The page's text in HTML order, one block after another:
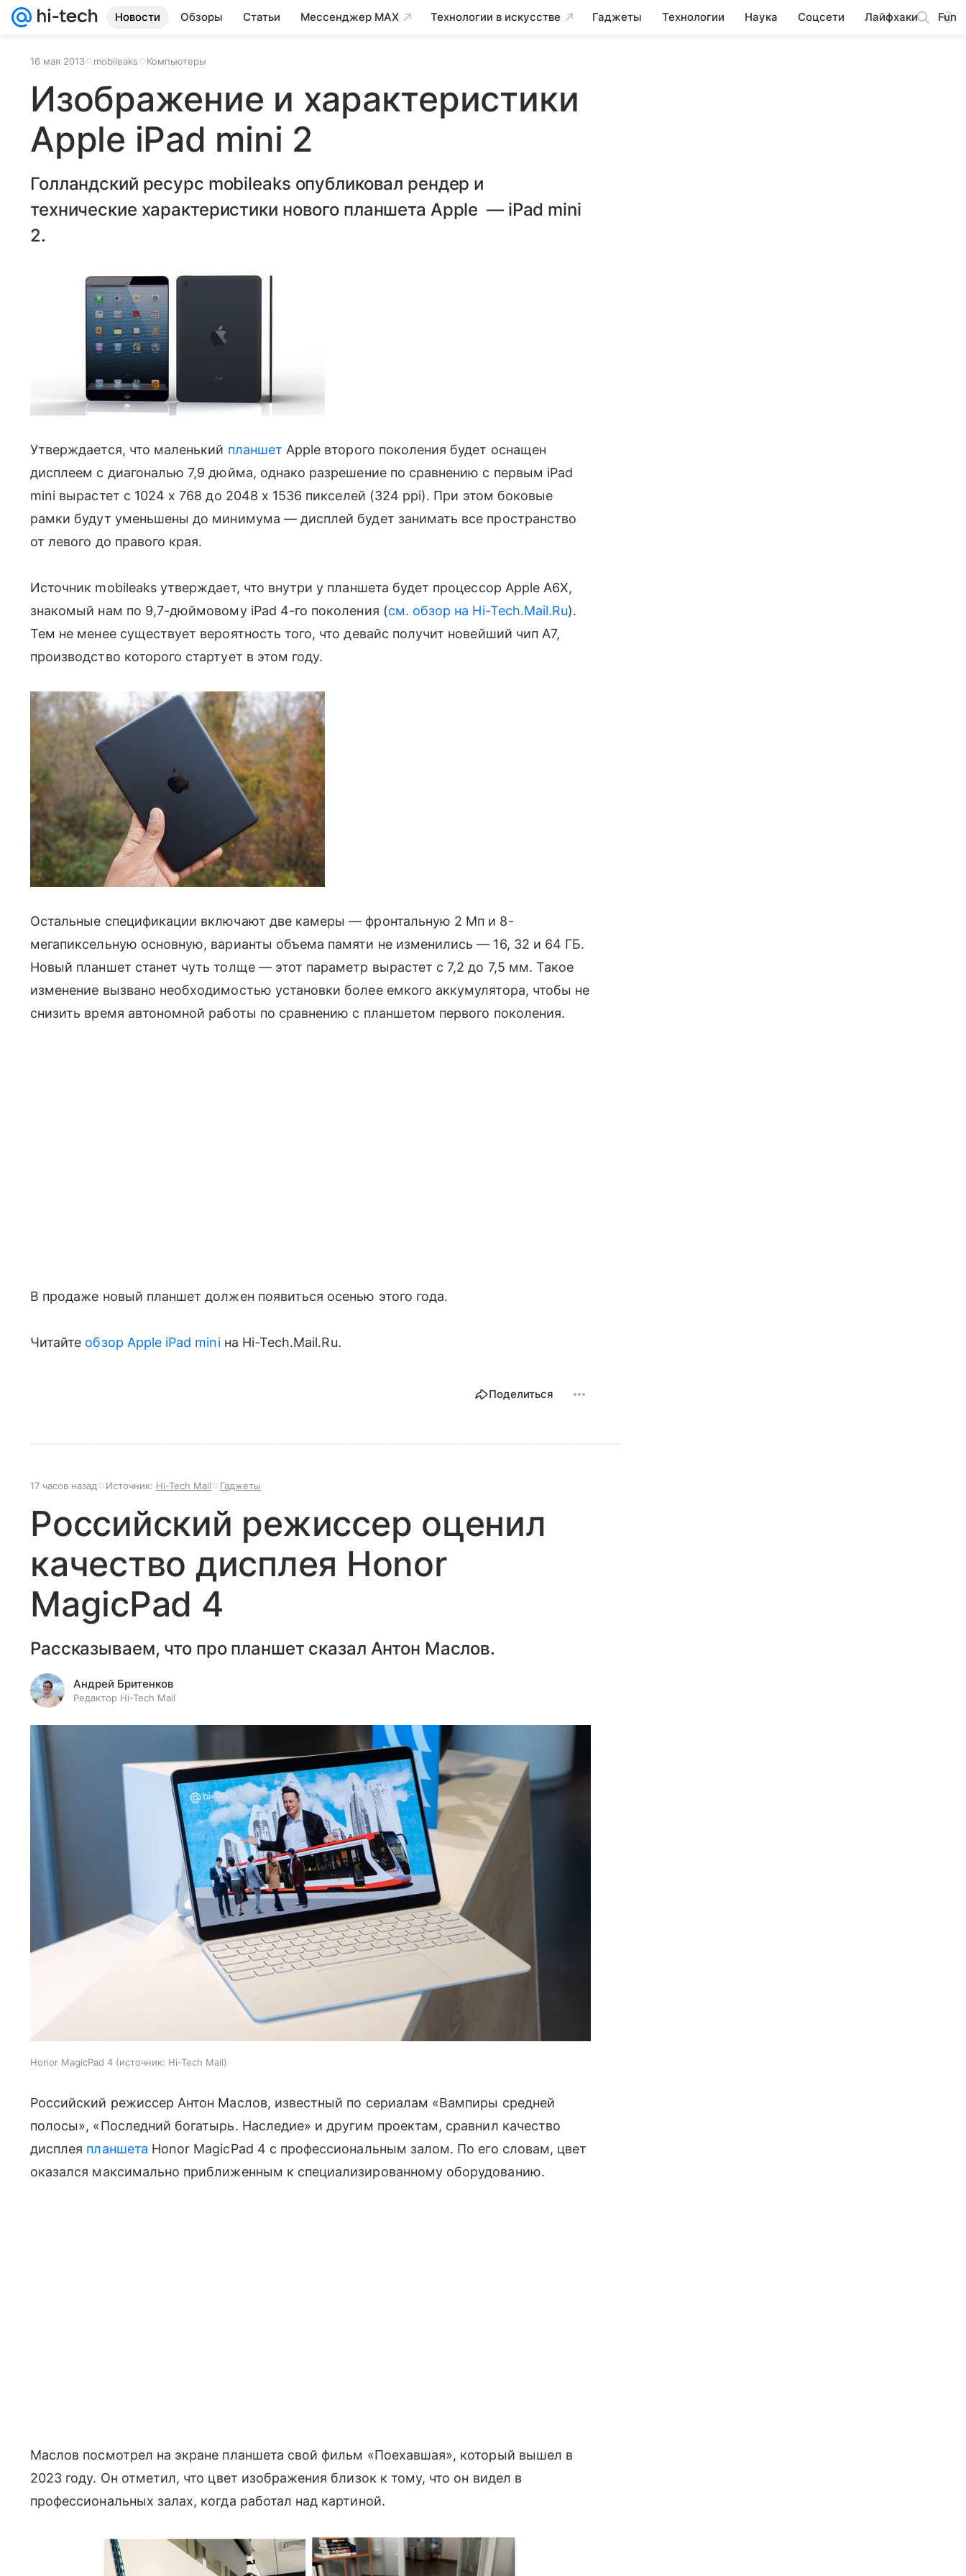
Новости Обзоры Статьи Мессенджер MAX Технологии в искусстве Гаджеты Технологии Наука Соцсети Лайфхаки Fun
16 мая 2013 mobileaks Компьютеры
Изображение и характеристики
Apple iPad mini 2
Голландский ресурс mobileaks опубликовал рендер и
технические характеристики нового планшета Apple — iPad mini
2.
Утверждается, что маленький планшет Apple второго поколения будет оснащен
дисплеем с диагональю 7,9 дюйма, однако разрешение по сравнению с первым iPad
mini вырастет с 1024 х 768 до 2048 x 1536 пикселей (324 ppi). При этом боковые
рамки будут уменьшены до минимума — дисплей будет занимать все пространство
от левого до правого края.
Источник mobileaks утверждает, что внутри у планшета будет процессор Apple A6X,
знакомый нам по 9,7-дюймовому iPad 4-го поколения (см. обзор на Hi-Tech.Mail.Ru).
Тем не менее существует вероятность того, что девайс получит новейший чип А7,
производство которого стартует в этом году.
Остальные спецификации включают две камеры — фронтальную 2 Мп и 8-
мегапиксельную основную, варианты объема памяти не изменились — 16, 32 и 64 ГБ.
Новый планшет станет чуть толще — этот параметр вырастет с 7,2 до 7,5 мм. Такое
изменение вызвано необходимостью установки более емкого аккумулятора, чтобы не
снизить время автономной работы по сравнению с планшетом первого поколения.
В продаже новый планшет должен появиться осенью этого года.
Читайте обзор Apple iPad miniна Hi-Tech.Mail.Ru.
Поделиться
17 часов назад Источник: Hi-Tech Mail Гаджеты
Российский режиссер оценил
качество дисплея Honor
MagicPad 4
Рассказываем, что про планшет сказал Антон Маслов.
Андрей Бритенков
Редактор Hi-Tech Mail
Honor MagicPad 4 источник: Hi-Tech Mail
Российский режиссер Антон Маслов, известный по сериалам «Вампиры средней
полосы», «Последний богатырь. Наследие» и другим проектам, сравнил качество
дисплея планшета Honor MagicPad 4 с профессиональным залом. По его словам, цвет
оказался максимально приближенным к специализированному оборудованию.
Маслов посмотрел на экране планшета свой фильм «Поехавшая», который вышел в
2023 году. Он отметил, что цвет изображения близок к тому, что он видел в
профессиональных залах, когда работал над картиной.